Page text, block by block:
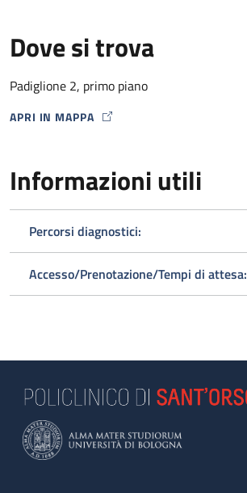
Dove si trova
Padiglione 2, primo piano
APRI IN MAPPA
MAP ICON
Informazioni utili
Percorsi diagnostici:
Accesso/Prenotazione/Tempi di attesa: